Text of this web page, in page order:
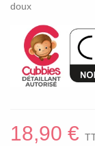
doux
18,90 €